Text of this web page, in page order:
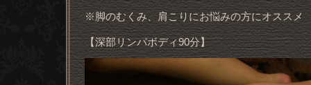
※脚のむくみ、肩こりにお悩みの方にオススメ
【深部リンパボディ90分】